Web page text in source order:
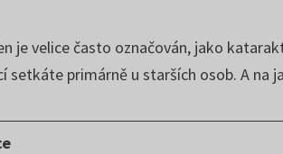
je velice často označován, jako
setkáte primárně u starších osob. A na